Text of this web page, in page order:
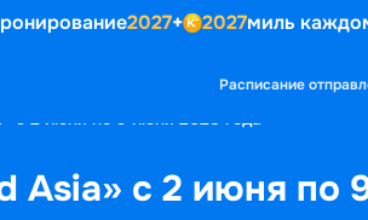
2027+ 2027миль
Расписание
с 2 июня по 9 июня 2028 года
Asia» с 2 июня по